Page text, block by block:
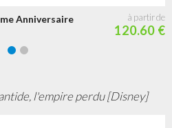
Anniversaire
120.60 €
l'empire perdu [Disney]